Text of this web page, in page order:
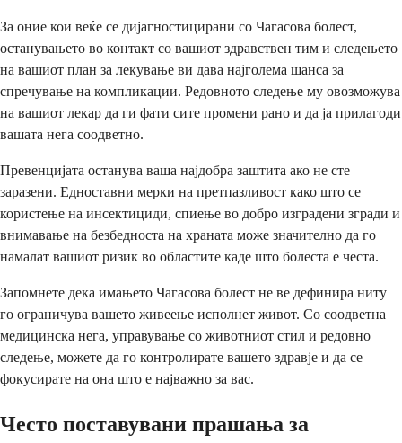
За оние кои веќе се дијагностицирани со Чагасова болест,
останувањето во контакт со вашиот здравствен тим и следењето
на вашиот план за лекување ви дава најголема шанса за
спречување на компликации. Редовното следење му овозможува
на вашиот лекар да ги фати сите промени рано и да ја прилагоди
вашата нега соодветно.
Превенцијата останува ваша најдобра заштита ако не сте
заразени. Едноставни мерки на претпазливост како што се
користење на инсектициди, спиење во добро изградени згради и
внимавање на безбедноста на храната може значително да го
намалат вашиот ризик во областите каде што болеста е честа.
Запомнете дека имањето Чагасова болест не ве дефинира ниту
го ограничува вашето живеење исполнет живот. Со соодветна
медицинска нега, управување со животниот стил и редовно
следење, можете да го контролирате вашето здравје и да се
фокусирате на она што е најважно за вас.
Често поставувани прашања за